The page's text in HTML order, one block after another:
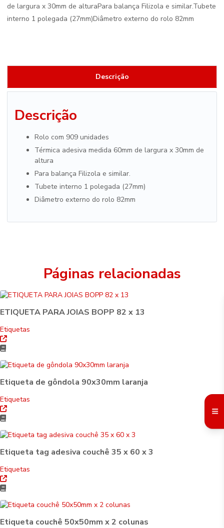
de largura x 30mm de alturaPara balança Filizola e similar.Tubete
interno 1 polegada (27mm)Diâmetro externo do rolo 82mm
Descrição
Descrição
Rolo com 909 unidades
Térmica adesiva medida 60mm de largura x 30mm de
altura
Para balança Filizola e similar.
Tubete interno 1 polegada (27mm)
Diâmetro externo do rolo 82mm
Páginas relacionadas
ETIQUETA PARA JOIAS BOPP 82 x 13
Etiquetas
Etiqueta de gôndola 90x30mm laranja
Etiquetas
Etiqueta tag adesiva couchê 35 x 60 x 3
Etiquetas
Etiqueta couchê 50x50mm x 2 colunas